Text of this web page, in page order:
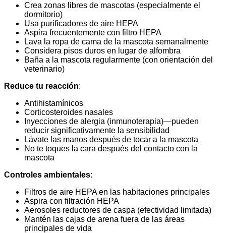
Crea zonas libres de mascotas (especialmente el
dormitorio)
Usa purificadores de aire HEPA
Aspira frecuentemente con filtro HEPA
Lava la ropa de cama de la mascota semanalmente
Considera pisos duros en lugar de alfombra
Baña a la mascota regularmente (con orientación del
veterinario)
Reduce tu reacción:
Antihistamínicos
Corticosteroides nasales
Inyecciones de alergia (inmunoterapia)—pueden
reducir significativamente la sensibilidad
Lávate las manos después de tocar a la mascota
No te toques la cara después del contacto con la
mascota
Controles ambientales:
Filtros de aire HEPA en las habitaciones principales
Aspira con filtración HEPA
Aerosoles reductores de caspa (efectividad limitada)
Mantén las cajas de arena fuera de las áreas
principales de vida